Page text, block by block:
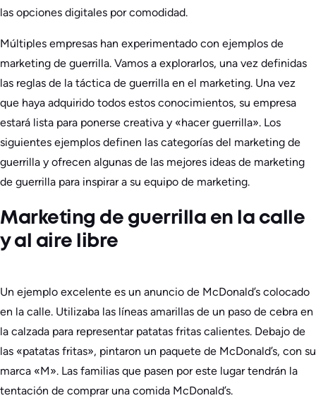
las opciones digitales por comodidad.
Múltiples empresas han experimentado con ejemplos de
marketing de guerrilla. Vamos a explorarlos, una vez definidas
las reglas de la táctica de guerrilla en el marketing. Una vez
que haya adquirido todos estos conocimientos, su empresa
estará lista para ponerse creativa y «hacer guerrilla». Los
siguientes ejemplos definen las categorías del marketing de
guerrilla y ofrecen algunas de las mejores ideas de marketing
de guerrilla para inspirar a su equipo de marketing.
Marketing de guerrilla en la calle
y al aire libre
Un ejemplo excelente es un anuncio de McDonald’s colocado
en la calle. Utilizaba las líneas amarillas de un paso de cebra en
la calzada para representar patatas fritas calientes. Debajo de
las «patatas fritas», pintaron un paquete de McDonald’s, con su
marca «M». Las familias que pasen por este lugar tendrán la
tentación de comprar una comida McDonald’s.